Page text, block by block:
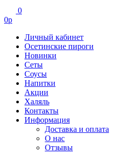
0
0р
Личный кабинет
Осетинские пироги
Новинки
Сеты
Соусы
Напитки
Акции
Халяль
Контакты
Информация
Доставка и оплата
О нас
Отзывы